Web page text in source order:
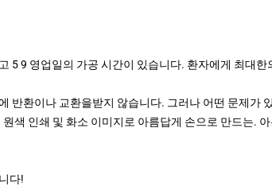
5 9 영업일의 가공 시간이 있습니다. 환자에게 최대
반환이나 교환을받지 않습니다. 그러나 어떤 문제가
색 인쇄 및 화소 이미지로 아름답게 손으로 만드는.
다!